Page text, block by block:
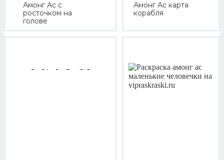
Амонг Ас с
росточком на
голове
Амонг Ас карта
корабля